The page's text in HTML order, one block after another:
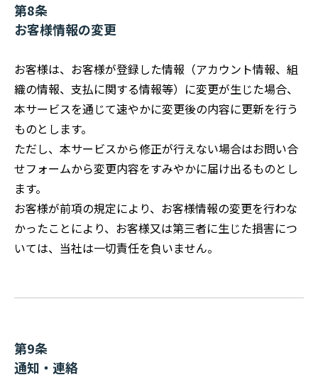
第8条
お客様情報の変更
お客様は、お客様が登録した情報（アカウント情報、組
織の情報、支払に関する情報等）に変更が生じた場合、
本サービスを通じて速やかに変更後の内容に更新を行う
ものとします。
ただし、本サービスから修正が行えない場合はお問い合
せフォームから変更内容をすみやかに届け出るものとし
ます。
お客様が前項の規定により、お客様情報の変更を行わな
かったことにより、お客様又は第三者に生じた損害につ
いては、当社は一切責任を負いません。
第9条
通知・連絡